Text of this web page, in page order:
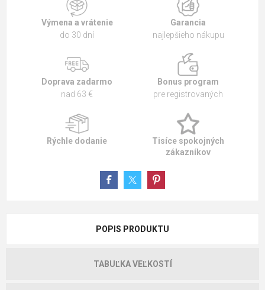
Výmena a vrátenie
do 30 dní
Garancia
najlepšieho nákupu
Doprava zadarmo
nad 63 €
Bonus program
pre registrovaných
Rýchle dodanie
Tisíce spokojných
zákazníkov
POPIS PRODUKTU
TABUĽKA VEĽKOSTÍ